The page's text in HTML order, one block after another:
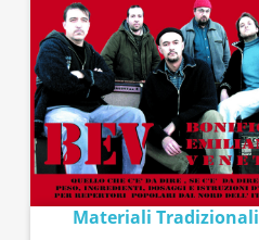
Materiali Tradizionali